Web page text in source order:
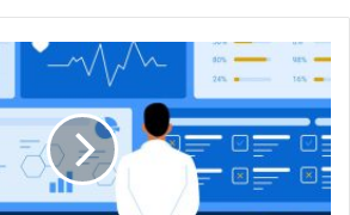
الصحة
وعلوم
الحياة
في
عام
2026:
البيانات